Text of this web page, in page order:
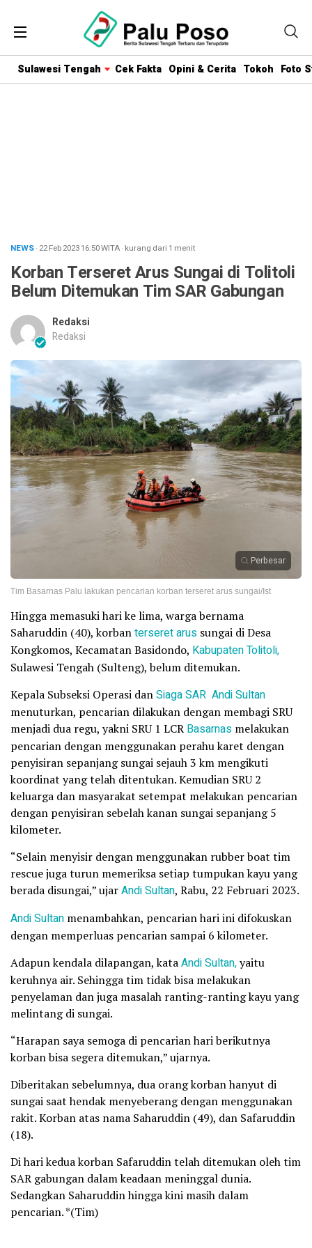
Sulawesi Tengah Cek Fakta Opini & Cerita Tokoh Foto
NEWS· 22 Feb 202316:50WITA· kurang dari 1 menit
Korban Terseret Arus Sungai di Tolitoli
Belum Ditemukan Tim SAR Gabungan
Redaksi
Redaksi
Perbesar
Tim Basarnas Palu lakukan pencarian korban terseret arus sungai/Ist
Hingga memasuki hari ke lima, warga bernama
Saharuddin (40), korbanterseret arus sungai di Desa
Kongkomos, Kecamatan Basidondo, Kabupaten Tolitoli,
Sulawesi Tengah (Sulteng), belum ditemukan.
Kepala Subseksi Operasi danSiaga SAR Andi Sultan
menuturkan, pencarian dilakukan dengan membagi SRU
menjadi dua regu, yakni SRU 1 LCR Basarnas melakukan
pencarian dengan menggunakan perahu karet dengan
penyisiran sepanjang sungai sejauh 3 km mengikuti
koordinat yang telah ditentukan. Kemudian SRU 2
keluarga dan masyarakat setempat melakukan pencarian
dengan penyisiran sebelah kanan sungai sepanjang 5
kilometer.
“Selain menyisir dengan menggunakan rubber boat tim
rescue juga turun memeriksa setiap tumpukan kayu yang
berada disungai,” ujarAndi Sultan, Rabu, 22 Februari 2023.
Andi Sultan menambahkan, pencarian hari ini difokuskan
dengan memperluas pencarian sampai 6 kilometer.
Adapun kendala dilapangan, kataAndi Sultan,yaitu
keruhnya air. Sehingga tim tidak bisa melakukan
penyelaman dan juga masalah ranting-ranting kayu yang
melintang di sungai.
“Harapan saya semoga di pencarian hari berikutnya
korban bisa segera ditemukan,” ujarnya.
Diberitakan sebelumnya, dua orang korban hanyut di
sungai saat hendak menyeberang dengan menggunakan
rakit. Korban atas nama Saharuddin (49), dan Safaruddin
(18).
Di hari kedua korban Safaruddin telah ditemukan oleh tim
SAR gabungan dalam keadaan meninggal dunia.
Sedangkan Saharuddin hingga kini masih dalam
pencarian. *(Tim)